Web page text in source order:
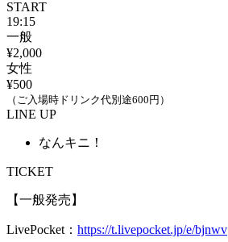
START
19:15
一般
¥2,000
女性
¥500
（ご入場時ドリンク代別途600円）
LINE UP
なんキニ！
TICKET
【一般発売】
LivePocket： https://t.livepocket.jp/e/bjnwv